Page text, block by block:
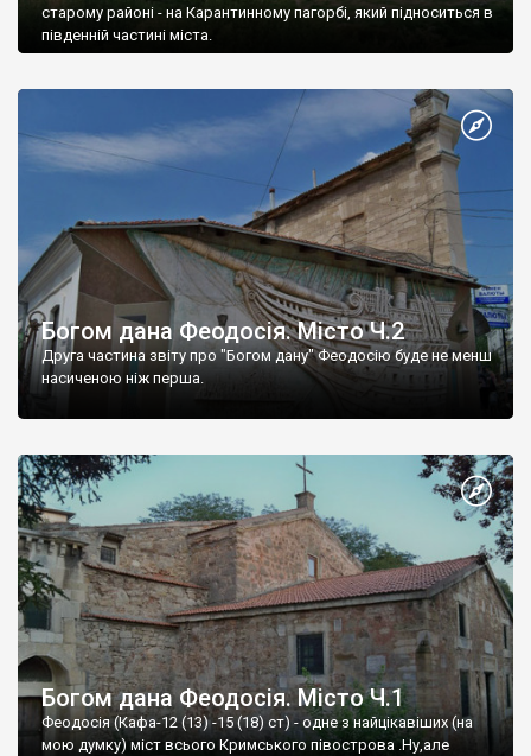
старому районі - на Карантинному пагорбі, який підноситься в
південній частині міста.
Богом дана Феодосія. Місто Ч.2
Друга частина звіту про "Богом дану" Феодосію буде не менш
насиченою ніж перша.
Богом дана Феодосія. Місто Ч.1
Феодосія (Кафа-12 (13) -15 (18) ст) - одне з найцікавіших (на
мою думку) міст всього Кримського півострова .Ну,але